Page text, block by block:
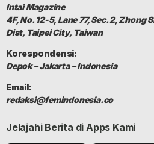
Intai Magazine
4F, No. 12-5, Lane 77, Sec. 2, Zhong
Dist, Taipei City, Taiwan
Korespondensi:
Depok – Jakarta – Indonesia
Email:
redaksi@femindonesia.co
Jelajahi Berita di Apps Kami